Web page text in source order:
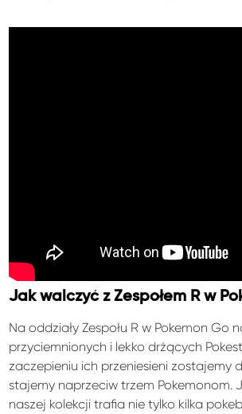
Jak walczyć z Zespołem R w
Na oddziały Zespołu R w Pokemon Go
przyciemnionych i lekko drżących
zaczepieniu ich przeniesieni zostajemy
stajemy naprzeciw trzem Pokemonom.
naszej kolekcji trafia nie tylko kilka